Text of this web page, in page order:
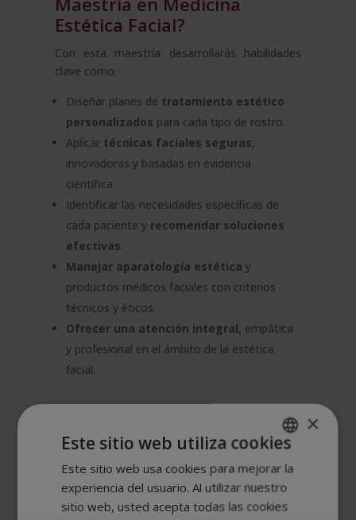
Estética Facial?
Con esta maestría desarrollarás habilidades
clave como:
Diseñar planes de tratamiento estético
personalizados para cada tipo de rostro.
Aplicar técnicas faciales seguras,
innovadoras y basadas en evidencia
científica.
Identificar las necesidades específicas de
cada paciente y recomendar soluciones
efectivas.
Manejar aparatología estética y
productos médicos faciales con criterios
técnicos y éticos.
Ofrecer una atención integral, empática
y profesional en el ámbito de la estética
facial.
¿Quién puede estudiar esta
Maestría?
Esta maestría está dirigida a:
Profesionales de la medicina, enfermería
SPANISH
PORTUGUESE
×
Este sitio web utiliza cookies
Este sitio web usa cookies para mejorar la
experiencia del usuario. Al utilizar nuestro
sitio web, usted acepta todas las cookies